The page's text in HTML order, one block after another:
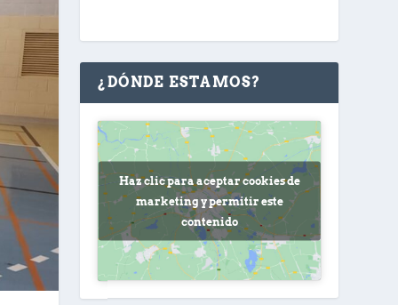
¿DÓNDE ESTAMOS?
Haz clic para aceptar cookies de
marketing y permitir este
contenido